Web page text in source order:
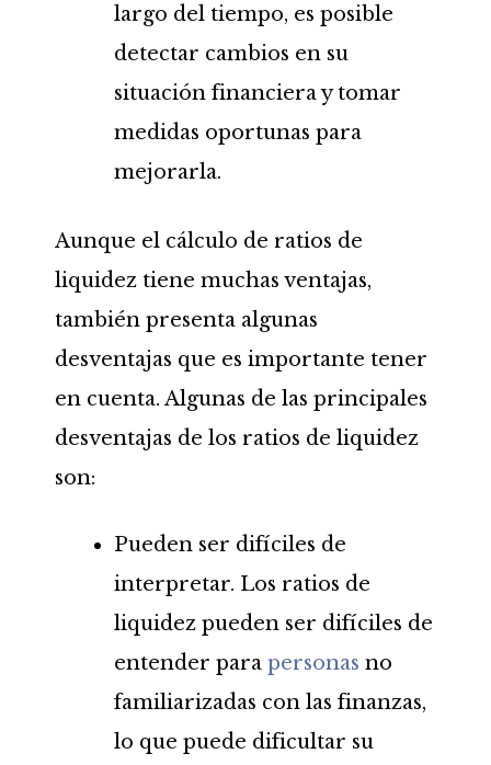
largo del tiempo, es posible
detectar cambios en su
situación financiera y tomar
medidas oportunas para
mejorarla.
Aunque el cálculo de ratios de
liquidez tiene muchas ventajas,
también presenta algunas
desventajas que es importante tener
en cuenta. Algunas de las principales
desventajas de los ratios de liquidez
son:
Pueden ser difíciles de
interpretar. Los ratios de
liquidez pueden ser difíciles de
entender para personas no
familiarizadas con las finanzas,
lo que puede dificultar su